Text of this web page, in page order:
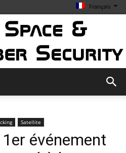
Français
&
Satellite
1er événement